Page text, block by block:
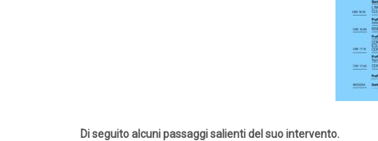
Di seguito alcuni passaggi salienti del suo intervento.